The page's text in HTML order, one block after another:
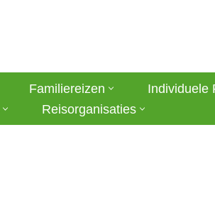
Familiereizen Individuele
Reisorganisaties